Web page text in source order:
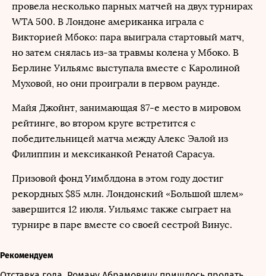
провела несколько парных матчей на двух турнирах
WTA 500. В Лондоне американка играла с
Викторией Мбоко: пара выиграла стартовый матч,
но затем снялась из-за травмы колена у Мбоко. В
Берлине Уильямс выступала вместе с Каролиной
Муховой, но они проиграли в первом раунде.
Майя Джойнт, занимающая 87-е место в мировом
рейтинге, во втором круге встретится с
победительницей матча между Алекс Эалой из
Филиппин и мексиканкой Ренатой Сарасуа.
Призовой фонд Уимблдона в этом году достиг
рекордных $85 млн. Лондонский «Большой шлем»
завершится 12 июля. Уильямс также сыграет на
турнире в паре вместе со своей сестрой Винус.
Рекомендуем